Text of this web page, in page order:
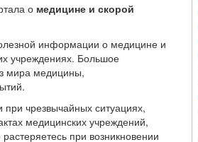
о медицине и скорой
информации о медицине и
учреждениях. Большое
мира медицины,
чрезвычайных ситуациях,
медицинских учреждений,
при возникновении